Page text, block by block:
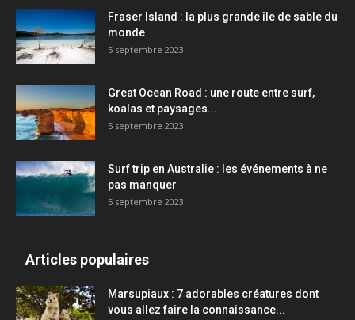
Fraser Island : la plus grande île de sable du
monde
5 septembre 2023
Great Ocean Road : une route entre surf,
koalas et paysages...
5 septembre 2023
Surf trip en Australie : les événements à ne
pas manquer
5 septembre 2023
Articles populaires
Marsupiaux : 7 adorables créatures dont
vous allez faire la connaissance...